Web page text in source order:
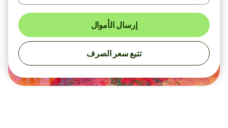
إرسال الأموال
تتبع سعر الصرف